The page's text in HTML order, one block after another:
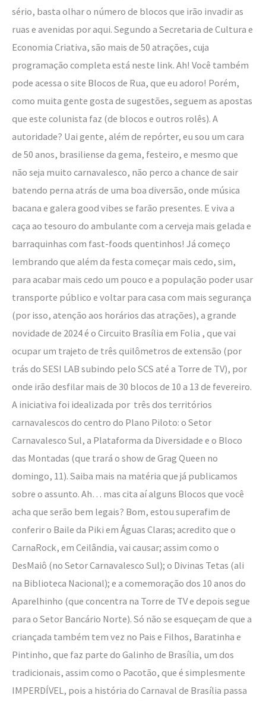
sério, basta olhar o número de blocos que irão invadir as
ruas e avenidas por aqui. Segundo a Secretaria de Cultura e
Economia Criativa, são mais de 50 atrações, cuja
programação completa está neste link. Ah! Você também
pode acessa o site Blocos de Rua, que eu adoro! Porém,
como muita gente gosta de sugestões, seguem as apostas
que este colunista faz (de blocos e outros rolês). A
autoridade? Uai gente, além de repórter, eu sou um cara
de 50 anos, brasiliense da gema, festeiro, e mesmo que
não seja muito carnavalesco, não perco a chance de sair
batendo perna atrás de uma boa diversão, onde música
bacana e galera good vibes se farão presentes. E viva a
caça ao tesouro do ambulante com a cerveja mais gelada e
barraquinhas com fast-foods quentinhos! Já começo
lembrando que além da festa começar mais cedo, sim,
para acabar mais cedo um pouco e a população poder usar
transporte público e voltar para casa com mais segurança
(por isso, atenção aos horários das atrações), a grande
novidade de 2024 é o Circuito Brasília em Folia , que vai
ocupar um trajeto de três quilômetros de extensão (por
trás do SESI LAB subindo pelo SCS até a Torre de TV), por
onde irão desfilar mais de 30 blocos de 10 a 13 de fevereiro.
A iniciativa foi idealizada por três dos territórios
carnavalescos do centro do Plano Piloto: o Setor
Carnavalesco Sul, a Plataforma da Diversidade e o Bloco
das Montadas (que trará o show de Grag Queen no
domingo, 11). Saiba mais na matéria que já publicamos
sobre o assunto. Ah… mas cita aí alguns Blocos que você
acha que serão bem legais? Bom, estou superafim de
conferir o Baile da Piki em Águas Claras; acredito que o
CarnaRock, em Ceilândia, vai causar; assim como o
DesMaiô (no Setor Carnavalesco Sul); o Divinas Tetas (ali
na Biblioteca Nacional); e a comemoração dos 10 anos do
Aparelhinho (que concentra na Torre de TV e depois segue
para o Setor Bancário Norte). Só não se esqueçam de que a
criançada também tem vez no Pais e Filhos, Baratinha e
Pintinho, que faz parte do Galinho de Brasília, um dos
tradicionais, assim como o Pacotão, que é simplesmente
IMPERDÍVEL, pois a história do Carnaval de Brasília passa